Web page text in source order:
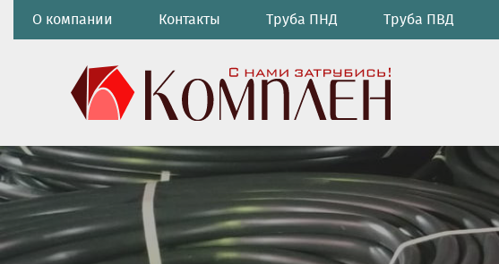
О компании Контакты Труба ПНД Труба ПВД